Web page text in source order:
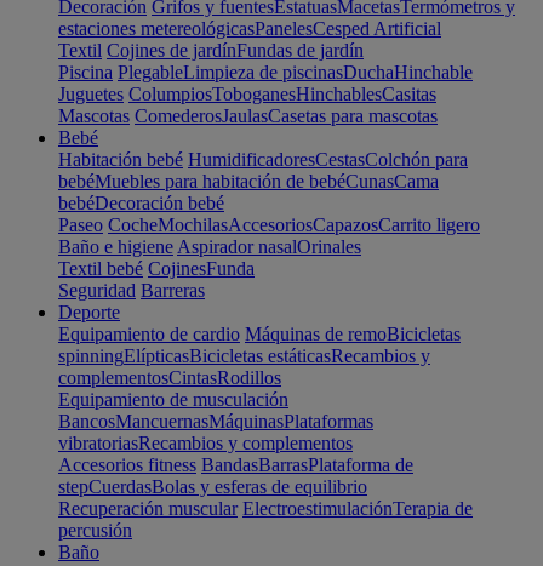
Decoración Grifos y fuentesEstatuasMacetasTermómetros y
estaciones metereológicasPanelesCesped Artificial
Textil Cojines de jardínFundas de jardín
Piscina PlegableLimpieza de piscinasDuchaHinchable
Juguetes ColumpiosToboganesHinchablesCasitas
Mascotas ComederosJaulasCasetas para mascotas
Bebé
Habitación bebé HumidificadoresCestasColchón para
bebéMuebles para habitación de bebéCunasCama
bebéDecoración bebé
Paseo CocheMochilasAccesoriosCapazosCarrito ligero
Baño e higiene Aspirador nasalOrinales
Textil bebé CojinesFunda
Seguridad Barreras
Deporte
Equipamiento de cardio Máquinas de remoBicicletas
spinningElípticasBicicletas estáticasRecambios y
complementosCintasRodillos
Equipamiento de musculación
BancosMancuernasMáquinasPlataformas
vibratoriasRecambios y complementos
Accesorios fitness BandasBarrasPlataforma de
stepCuerdasBolas y esferas de equilibrio
Recuperación muscular ElectroestimulaciónTerapia de
percusión
Baño